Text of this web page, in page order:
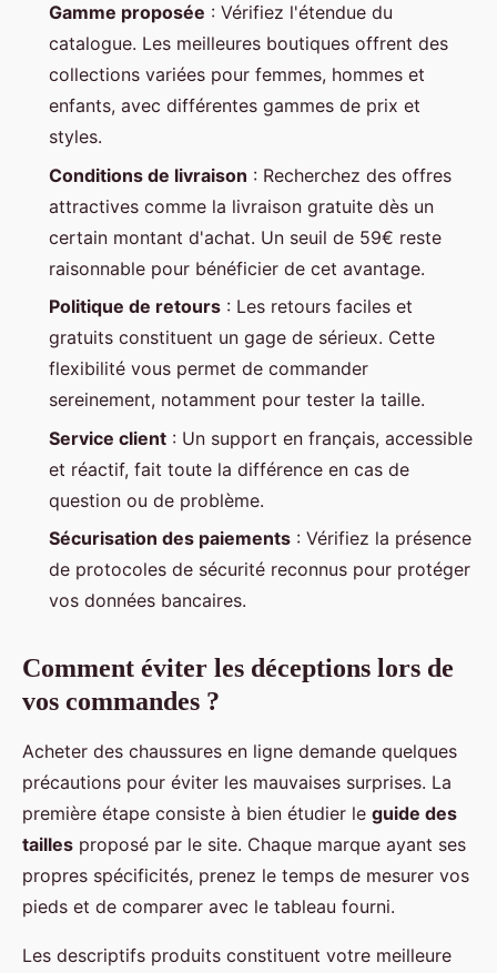
Gamme proposée : Vérifiez l'étendue du
catalogue. Les meilleures boutiques offrent des
collections variées pour femmes, hommes et
enfants, avec différentes gammes de prix et
styles.
Conditions de livraison : Recherchez des offres
attractives comme la livraison gratuite dès un
certain montant d'achat. Un seuil de 59€ reste
raisonnable pour bénéficier de cet avantage.
Politique de retours : Les retours faciles et
gratuits constituent un gage de sérieux. Cette
flexibilité vous permet de commander
sereinement, notamment pour tester la taille.
Service client : Un support en français, accessible
et réactif, fait toute la différence en cas de
question ou de problème.
Sécurisation des paiements : Vérifiez la présence
de protocoles de sécurité reconnus pour protéger
vos données bancaires.
Comment éviter les déceptions lors de
vos commandes ?
Acheter des chaussures en ligne demande quelques
précautions pour éviter les mauvaises surprises. La
première étape consiste à bien étudier le guide des
tailles proposé par le site. Chaque marque ayant ses
propres spécificités, prenez le temps de mesurer vos
pieds et de comparer avec le tableau fourni.
Les descriptifs produits constituent votre meilleure